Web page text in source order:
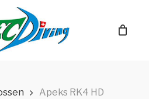
Apeks RK4 HD